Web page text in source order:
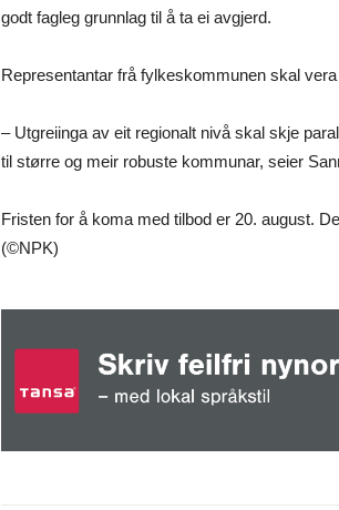
godt fagleg grunnlag til å ta ei avgjerd.
Representantar frå fylkeskommunen skal
– Utgreiinga av eit regionalt nivå skal skje
til større og meir robuste kommunar, seier
Fristen for å koma med tilbod er 20. august.
(©NPK)